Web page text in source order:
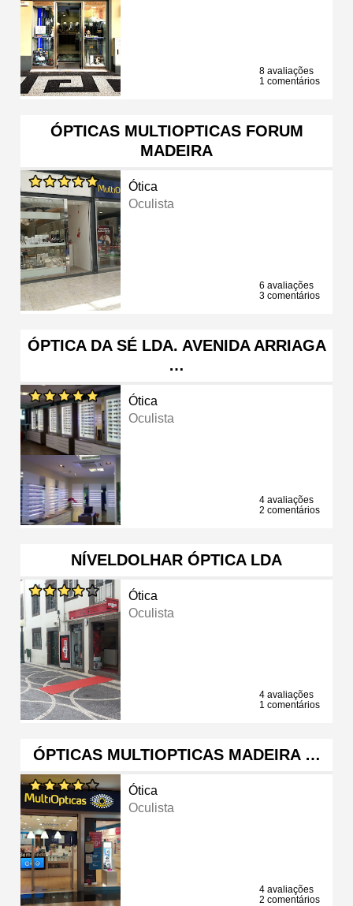
8 avaliações
1 comentários
ÓPTICAS MULTIOPTICAS FORUM
MADEIRA
Ótica
Oculista
6 avaliações
3 comentários
ÓPTICA DA SÉ LDA. AVENIDA ARRIAGA
…
Ótica
Oculista
4 avaliações
2 comentários
NÍVELDOLHAR ÓPTICA LDA
Ótica
Oculista
4 avaliações
1 comentários
ÓPTICAS MULTIOPTICAS MADEIRA …
Ótica
Oculista
4 avaliações
2 comentários